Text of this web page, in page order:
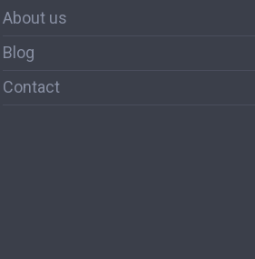
About us
Blog
Contact